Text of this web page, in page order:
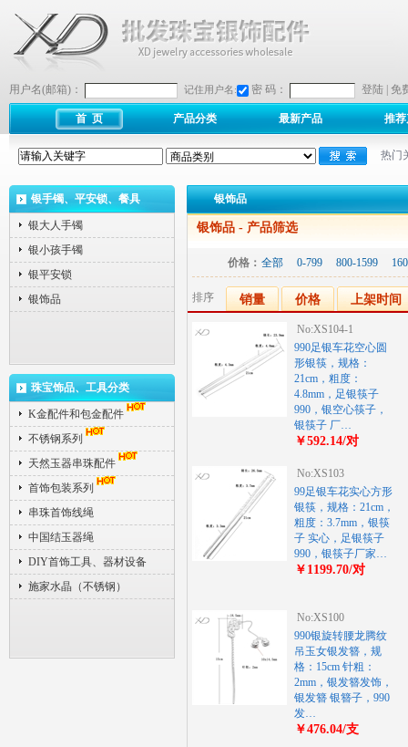
用户名(邮箱)： 记住用户名: 密 码： 登陆 免
首 页 产品分类 最新产品 推
热门
银手镯、平安锁、餐具
银大人手镯
银小孩手镯
银平安锁
银饰品
珠宝饰品、工具分类
K金配件和包金配件
不锈钢系列
天然玉器串珠配件
首饰包装系列
串珠首饰线绳
中国结玉器绳
DIY首饰工具、器材设备
施家水晶（不锈钢）
银饰品
银饰品 - 产品筛选
价格： 全部 0-799 800-1599
排序 销量 价格 上架时间
No:XS104-1
990足银车花空心圆
形银筷，规格：
21cm，粗度：
4.8mm，足银筷子
990，银空心筷子，
银筷子 厂…
￥592.14/对
No:XS103
99足银车花实心方形
银筷，规格：21cm，
粗度：3.7mm，银筷
子 实心，足银筷子
990，银筷子厂家…
￥1199.70/对
No:XS100
990银旋转腰龙腾纹
吊玉女银发簪，规
格：15cm 针粗：
2mm，银发簪发饰，
银发簪 银簪子，990
发…
￥476.04/支